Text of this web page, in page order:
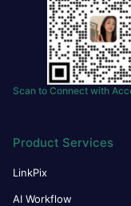
Scan to Connect with
Product Services
LinkPix
AI Workflow